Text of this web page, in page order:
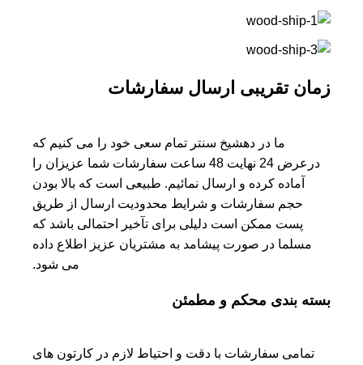
زمان تقریبی ارسال سفارشات
ما در دهشیخ سنتر تمام سعی خود را می کنیم که
درعرض 24 نهایت 48 ساعت سفارشات شما عزیزان را
آماده کرده و ارسال نمائیم. طبیعی است که بالا بودن
حجم سفارشات و شرایط محدودیت ارسال از طریق
پست ممکن است دلیلی برای تآخیر احتمالی باشد که
مسلما در صورت پیشامد به مشتریان عزیز اطلاع داده
می شود.
بسته بندی محکم و مطمئن
تمامی سفارشات با دقت و احتیاط لازم در کارتون های